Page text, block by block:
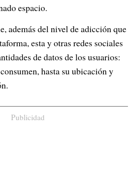
espacio.
además del nivel de adicción que
esta y otras redes sociales
de datos de los usuarios:
hasta su ubicación y
Publicidad